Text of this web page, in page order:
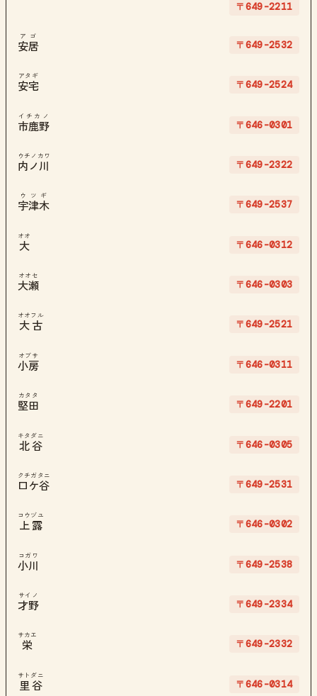
〒649-2211
安居
アゴ
〒649-2532
安宅
アタギ
〒649-2524
市鹿野
イチカノ
〒646-0301
内ノ川
ウチノカワ
〒649-2322
宇津木
ウツギ
〒649-2537
大
オオ
〒646-0312
大瀬
オオセ
〒646-0303
大古
オオフル
〒649-2521
小房
オブサ
〒646-0311
堅田
カタタ
〒649-2201
北谷
キタダニ
〒646-0305
口ケ谷
クチガタニ
〒649-2531
上露
コウヅユ
〒646-0302
小川
コガワ
〒649-2538
才野
サイノ
〒649-2334
栄
サカエ
〒649-2332
里谷
サトダニ
〒646-0314